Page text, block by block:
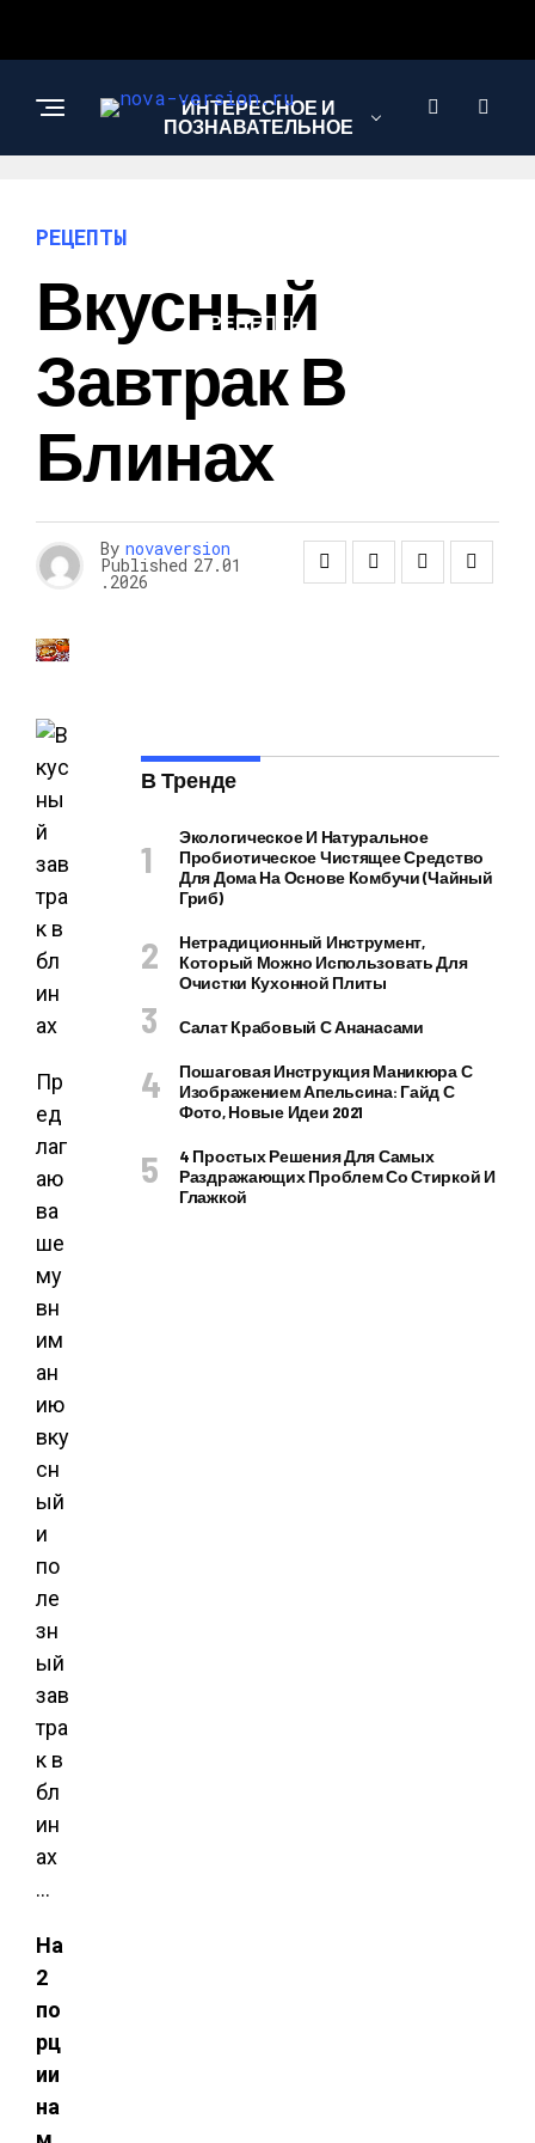
ИНТЕРЕСНОЕ И
ПОЗНАВАТЕЛЬНОЕ
РЕЦЕПТЫ
РЕЦЕПТЫ
Вкусный
Завтрак В
Блинах
By novaversion
Published 27.01
.2026
Пр
ед
лаг
аю
ва
ше
му
вн
им
ан
ию
вку
сн
ый
и
по
ле
зн
ый
зав
тра
к в
бл
ин
ах
…
На
2
по
рц
ии
на
В Тренде
Экологическое И Натуральное
Пробиотическое Чистящее Средство
Для Дома На Основе Комбучи (чайный
Гриб)
Нетрадиционный Инструмент,
Который Можно Использовать Для
Очистки Кухонной Плиты
Салат Крабовый С Ананасами
Пошаговая Инструкция Маникюра С
Изображением Апельсина: Гайд С
Фото, Новые Идеи 2021
4 Простых Решения Для Самых
Раздражающих Проблем Со Стиркой И
Глажкой